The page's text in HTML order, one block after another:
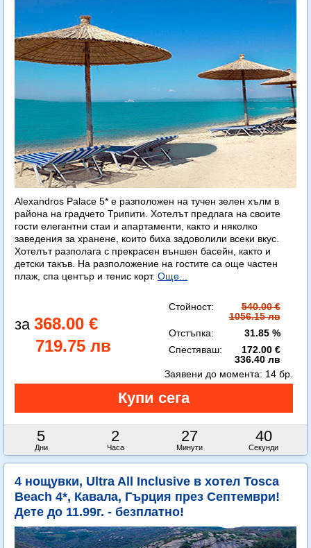
Alexandros Palace 5* e разположен на тучен зелен хълм в
района на градчето Трипити. Хотелът предлага на своите
гости елегантни стаи и апартаменти, както и няколко
заведения за хранене, които биха задоволили всеки вкус.
Хотелът разполага с прекрасен външен басейн, както и
детски такъв. На разположение на гостите са още частен
плаж, спа център и тенис корт. Още...
368.00 €
719.75 лв
Стойност:
540.00 €
1056.15 лв
Отстъпка:
31.85 %
Спестяваш:
172.00 €
336.40 лв
5
Дни
2
Часа
27
Минути
38
Секунди
Заявени до момента: 14 бр.
4 нощувки, Ultra All Inclusive в хотел Tosca
Beach 4*, Кавала, Гърция през Септември!
Дете до 11.99г. - безплатно!